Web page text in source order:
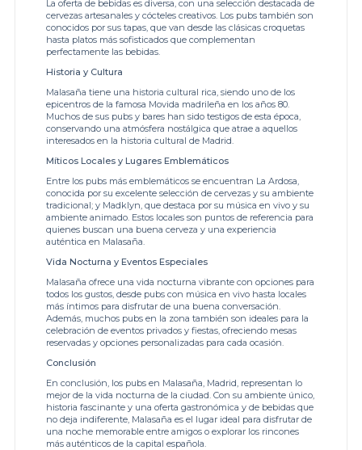
La oferta de bebidas es diversa, con una selección destacada de
cervezas artesanales y cócteles creativos. Los pubs también son
conocidos por sus tapas, que van desde las clásicas croquetas
hasta platos más sofisticados que complementan
perfectamente las bebidas.
Historia y Cultura
Malasaña tiene una historia cultural rica, siendo uno de los
epicentros de la famosa Movida madrileña en los años 80.
Muchos de sus pubs y bares han sido testigos de esta época,
conservando una atmósfera nostálgica que atrae a aquellos
interesados en la historia cultural de Madrid.
Míticos Locales y Lugares Emblemáticos
Entre los pubs más emblemáticos se encuentran La Ardosa,
conocida por su excelente selección de cervezas y su ambiente
tradicional; y Madklyn, que destaca por su música en vivo y su
ambiente animado. Estos locales son puntos de referencia para
quienes buscan una buena cerveza y una experiencia
auténtica en Malasaña.
Vida Nocturna y Eventos Especiales
Malasaña ofrece una vida nocturna vibrante con opciones para
todos los gustos, desde pubs con música en vivo hasta locales
más íntimos para disfrutar de una buena conversación.
Además, muchos pubs en la zona también son ideales para la
celebración de eventos privados y fiestas, ofreciendo mesas
reservadas y opciones personalizadas para cada ocasión.
Conclusión
En conclusión, los pubs en Malasaña, Madrid, representan lo
mejor de la vida nocturna de la ciudad. Con su ambiente único,
historia fascinante y una oferta gastronómica y de bebidas que
no deja indiferente, Malasaña es el lugar ideal para disfrutar de
una noche memorable entre amigos o explorar los rincones
más auténticos de la capital española.